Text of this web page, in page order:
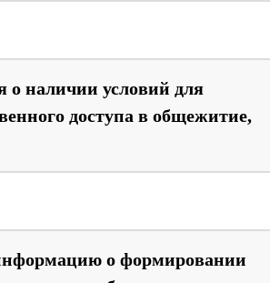
наличии условий для
доступа в общежитие,
о формировании